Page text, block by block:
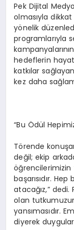
Pek Dijital
olmasıyla
yönelik
programlarıyla
hedeflerin
katkılar
kez daha
“Bu Ödül
Törende
değil; ekip
başarısıdır.
atacağız,” dedi.
olan
yansımasıdır.
diyerek